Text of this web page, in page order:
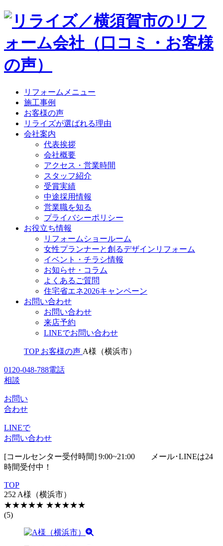
リフォームメニュー
施工事例
お客様の声
リライズが選ばれる理由
会社案内
代表挨拶
会社概要
アクセス・営業時間
スタッフ紹介
受賞実績
中途採用情報
営業職を知る
プライバシーポリシー
お役立ち情報
リフォームショールーム
女性プランナーと創るデザインリフォーム
イベント・チラシ情報
お知らせ・コラム
よくあるご質問
住宅省エネ2026キャンペーン
お問い合わせ
お問い合わせ
来店予約
LINEでお問い合わせ
TOP お客様の声 A様（横浜市）
0120-048-788電話
相談
お問い
合わせ
LINEで
お問い合わせ
[コールセンター受付時間] 9:00~21:00 メール･LINEは24
時間受付中！
TOP
252 A様（横浜市）
★★★★★ ★★★★★
(5)